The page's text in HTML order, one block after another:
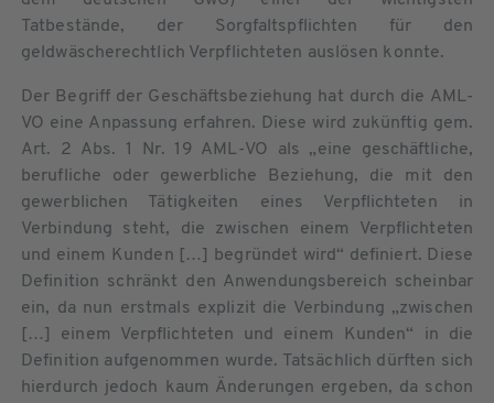
Tatbestände, der Sorgfaltspflichten für den
geldwäscherechtlich Verpflichteten auslösen konnte.
Der Begriff der Geschäftsbeziehung hat durch die AML-
VO eine Anpassung erfahren. Diese wird zukünftig gem.
Art. 2 Abs. 1 Nr. 19 AML-VO als „eine geschäftliche,
berufliche oder gewerbliche Beziehung, die mit den
gewerblichen Tätigkeiten eines Verpflichteten in
Verbindung steht, die zwischen einem Verpflichteten
und einem Kunden […] begründet wird“ definiert. Diese
Definition schränkt den Anwendungsbereich scheinbar
ein, da nun erstmals explizit die Verbindung „zwischen
[…] einem Verpflichteten und einem Kunden“ in die
Definition aufgenommen wurde. Tatsächlich dürften sich
hierdurch jedoch kaum Änderungen ergeben, da schon